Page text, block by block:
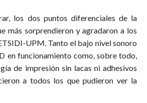
los dos puntos diferenciales de la
más sorprendieron y agradaron a los
UPM. Tanto el bajo nivel sonoro
en funcionamiento como, sobre todo,
de impresión sin lacas ni adhesivos
a todos los que pudieron ver la